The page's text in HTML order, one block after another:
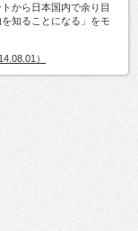
から日本国内で余り目
知ることになる」をモ
）